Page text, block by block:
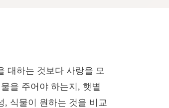
대하는 것보다 사랑을 모
을 주어야 하는지, 햇볕
, 식물이 원하는 것을 비교